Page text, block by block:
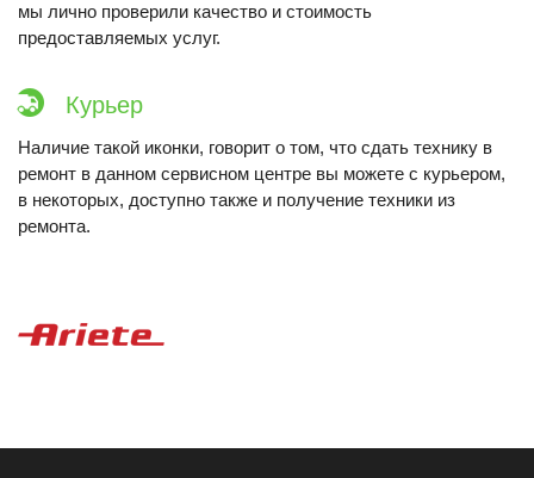
мы лично проверили качество и стоимость
предоставляемых услуг.
Курьер
Наличие такой иконки, говорит о том, что сдать технику в
ремонт в данном сервисном центре вы можете с курьером,
в некоторых, доступно также и получение техники из
ремонта.